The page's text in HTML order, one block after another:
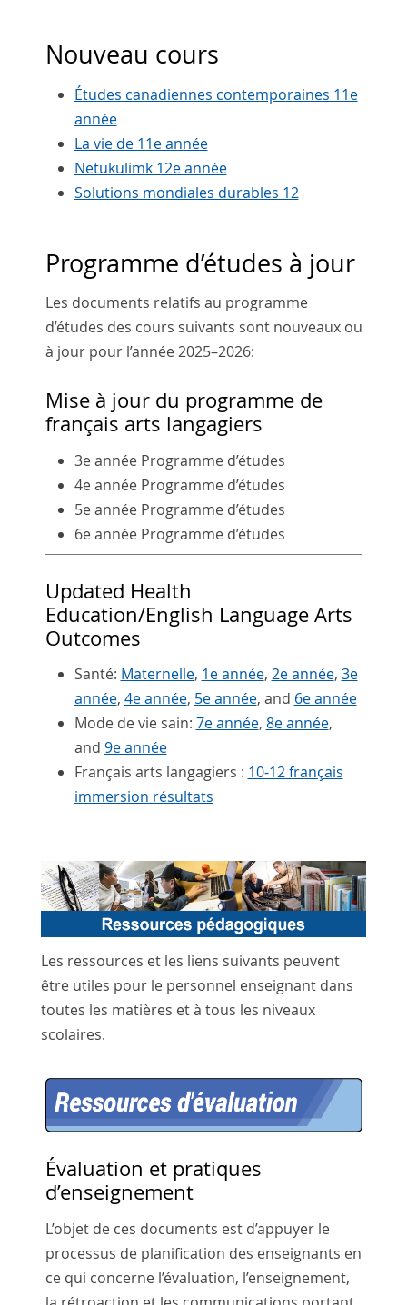
Nouveau cours
Études canadiennes contemporaines 11e
année
La vie de 11e année
Netukulimk 12e année
Solutions mondiales durables 12
Programme d’études à jour
Les documents relatifs au programme
d’études des cours suivants sont nouveaux ou
à jour pour l’année 2025–2026:
Mise à jour du programme de
français arts langagiers
3e année Programme d’études
4e année Programme d’études
5e année Programme d’études
6e année Programme d’études
Updated Health
Education/English Language Arts
Outcomes
Santé: Maternelle, 1e année, 2e année, 3e
année, 4e année, 5e année, and 6e année
Mode de vie sain: 7e année, 8e année,
and 9e année
Français arts langagiers : 10-12 français
immersion résultats
Les ressources et les liens suivants peuvent
être utiles pour le personnel enseignant dans
toutes les matières et à tous les niveaux
scolaires.
Évaluation et pratiques
d’enseignement
L’objet de ces documents est d’appuyer le
processus de planification des enseignants en
ce qui concerne l’évaluation, l’enseignement,